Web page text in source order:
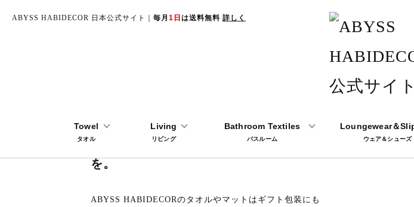
ABYSS HABIDECOR 日本公式サイト｜ 毎月 1日 は送料無料 詳しく
Towel
タオル
Living
リビング
Bathroom Textiles
バスルーム
Loungewear＆
ウェア＆シューズ
お世話になっているあの人へ、心を込めた贈り物
を。
ABYSS HABIDECORのタオルやマットはギフト包装にも